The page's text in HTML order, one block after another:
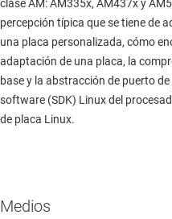
clase AM: AM335x, AM437x y
percepción típica que se tiene de
una placa personalizada, cómo
adaptación de una placa, la
base y la abstracción de puerto
software (SDK) Linux del
de placa Linux.
Medios